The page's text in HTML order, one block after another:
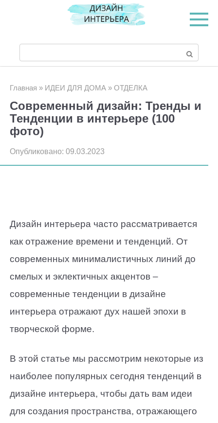
контенту
Главная » ИДЕИ ДЛЯ ДОМА » ОТДЕЛКА
Современный дизайн: Тренды и
Тенденции в интерьере (100
фото)
Опубликовано: 09.03.2023
Дизайн интерьера часто рассматривается
как отражение времени и тенденций. От
современных минималистичных линий до
смелых и эклектичных акцентов –
современные тенденции в дизайне
интерьера отражают дух нашей эпохи в
творческой форме.
В этой статье мы рассмотрим некоторые из
наиболее популярных сегодня тенденций в
дизайне интерьера, чтобы дать вам идеи
для создания пространства, отражающего